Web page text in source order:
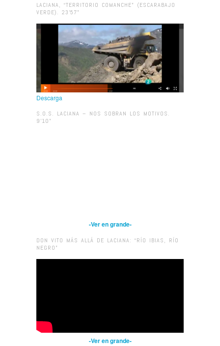
LACIANA, “TERRITORIO COMANCHE” (ESCARABAJO
VERDE). 23’57”
Descarga
S.O.S. LACIANA – NOS SOBRAN LOS MOTIVOS.
9’10”
-Ver en grande-
DON VITO MÁS ALLÁ DE LACIANA: “RÍO IBIAS, RÍO
NEGRO”
-Ver en grande-